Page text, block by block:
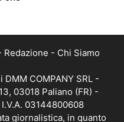
Redazione - Chi Siamo
COMPANY SRL -
03018 Paliano (FR) -
03144800608
giornalistica, in quanto